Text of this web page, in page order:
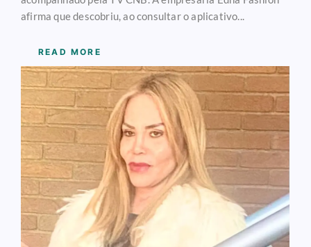
afirma que descobriu, ao consultar o aplicativo...
READ MORE